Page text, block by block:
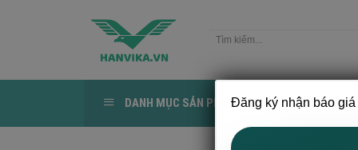
Tìm
DANH MỤC SẢN PHẨM TRANG CHỦ
Đăng ký nhận báo